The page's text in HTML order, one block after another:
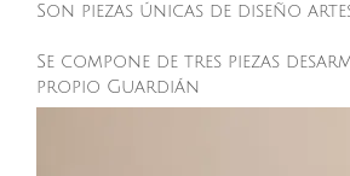
Son piezas únicas de diseño
Se compone de tres piezas
propio Guardián